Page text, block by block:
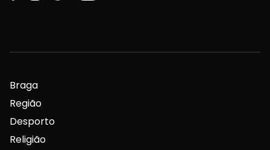
Braga
Região
Desporto
Religião